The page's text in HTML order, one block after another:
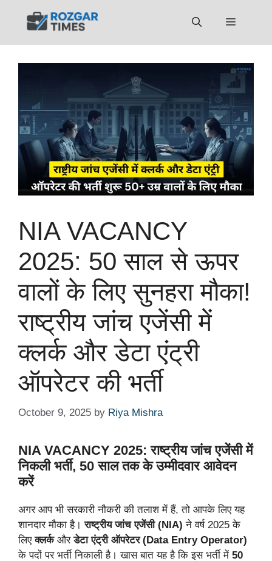
Menu
NIA VACANCY
2025: 50 साल से ऊपर
वालों के लिए सुनहरा मौका!
राष्ट्रीय जांच एजेंसी में
क्लर्क और डेटा एंट्री
ऑपरेटर की भर्ती
October 9, 2025 by Riya Mishra
NIA VACANCY 2025: राष्ट्रीय जांच एजेंसी में
निकली भर्ती, 50 साल तक के उम्मीदवार आवेदन
करें
अगर आप भी सरकारी नौकरी की तलाश में हैं, तो आपके लिए यह
शानदार मौका है।राष्ट्रीय जांच एजेंसी (NIA) ने वर्ष 2025 के
लिएक्लर्कऔरडेटा एंट्री ऑपरेटर (Data Entry Operator)
के पदों पर भर्ती निकाली है। खास बात यह है कि इस भर्ती में 50